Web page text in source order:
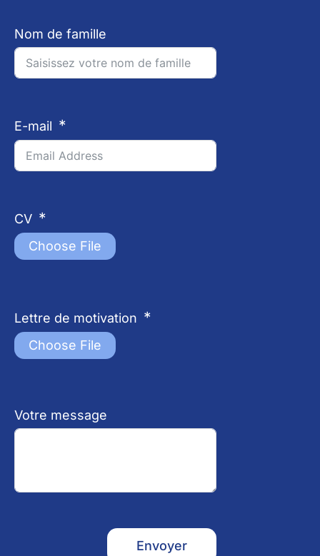
Nom de famille
E-mail
CV
Choose File
Lettre de motivation
Choose File
Votre message
Envoyer